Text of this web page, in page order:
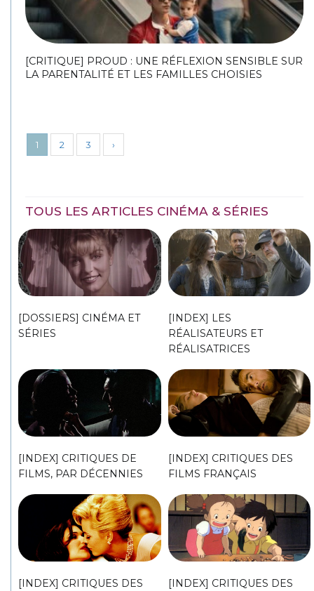
[CRITIQUE] PROUD : UNE RÉFLEXION SENSIBLE SUR
LA PARENTALITÉ ET LES FAMILLES CHOISIES
1 2 3 ›
TOUS LES ARTICLES CINÉMA & SÉRIES
[DOSSIERS] CINÉMA ET
SÉRIES
[INDEX] LES
RÉALISATEURS ET
RÉALISATRICES
[INDEX] CRITIQUES DE
FILMS, PAR DÉCENNIES
[INDEX] CRITIQUES DES
FILMS FRANÇAIS
[INDEX] CRITIQUES DES
[INDEX] CRITIQUES DES